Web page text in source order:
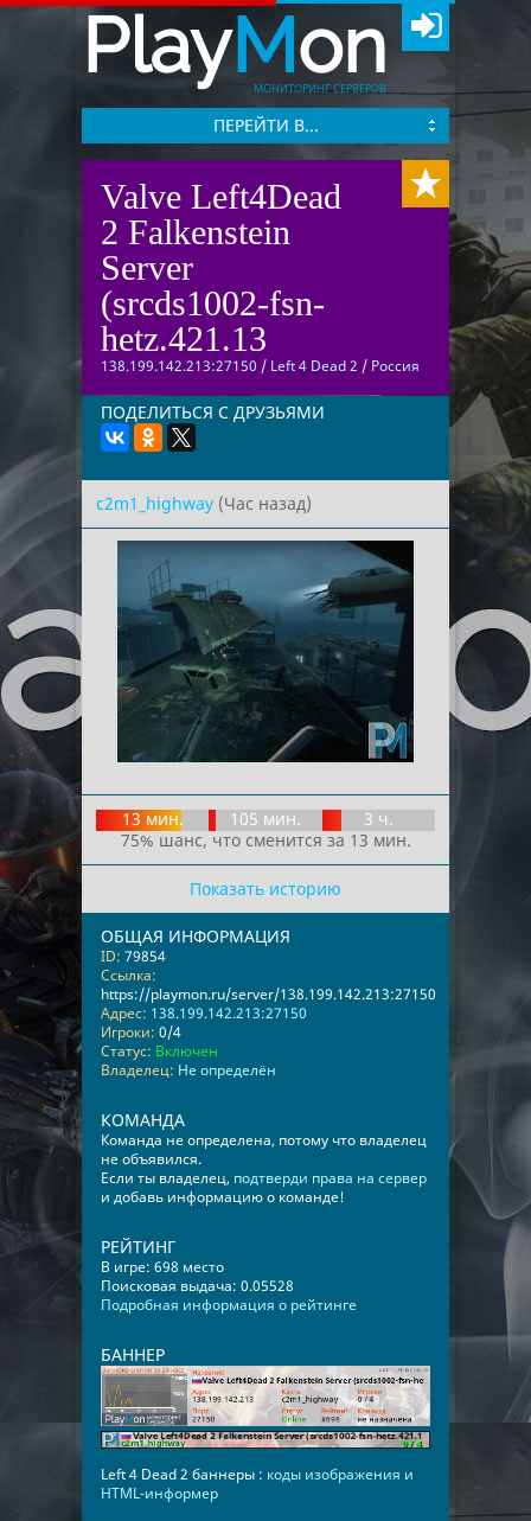
PlayMon
МОНИТОРИНГ СЕРВЕРОВ
ПЕРЕЙТИ В...
Valve Left4Dead
2 Falkenstein
Server
(srcds1002-fsn-
hetz.421.13
138.199.142.213:27150 / Left 4 Dead 2 / Россия
ПОДЕЛИТЬСЯ С ДРУЗЬЯМИ
c2m1_highway (Час назад)
13 мин. 105 мин.
3 ч.
75% шанс, что сменится за 13 мин.
Показать историю
ОБЩАЯ ИНФОРМАЦИЯ
ID: 79854
Ссылка:
https://playmon.ru/server/138.199.142.213:27150
Адрес: 138.199.142.213:27150
Игроки: 0/4
Статус: Включен
Владелец: Не определён
КОМАНДА
Команда не определена, потому что владелец
не объявился.
Если ты владелец, подтверди права на сервер
и добавь информацию о команде!
РЕЙТИНГ
В игре: 698 место
Поисковая выдача: 0.05528
Подробная информация о рейтинге
БАННЕР
Left 4 Dead 2 баннеры : коды изображения и
HTML-информер